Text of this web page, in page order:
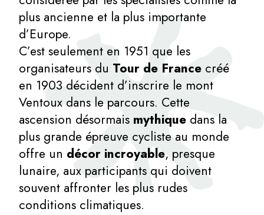
plus ancienne et la plus importante
d’Europe.
C’est seulement en 1951 que les
organisateurs du Tour de France créé
en 1903 décident d’inscrire le mont
Ventoux dans le parcours. Cette
ascension désormais mythique dans la
plus grande épreuve cycliste au monde
offre un décor incroyable, presque
lunaire, aux participants qui doivent
souvent affronter les plus rudes
conditions climatiques.